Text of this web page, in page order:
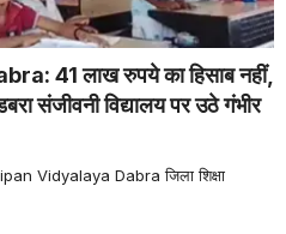
41 लाख रुपये का हिसाब नहीं,
संजीवनी विद्यालय पर उठे गंभीर
Vidyalaya Dabra जिला शिक्षा